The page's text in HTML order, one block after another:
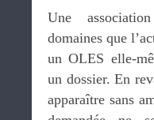
Une
domaines que
un OLES elle-
un dossier. En
apparaître sans